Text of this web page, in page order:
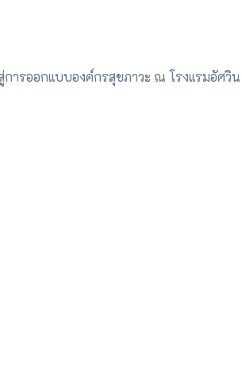
ารออกแบบองค์กรสุขภาวะ ณ โรงแรมอัศวิ